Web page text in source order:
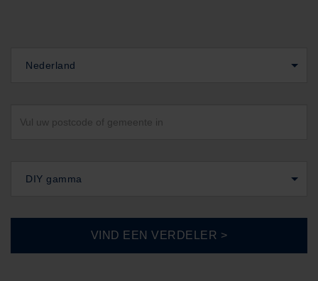
Nederland
DIY gamma